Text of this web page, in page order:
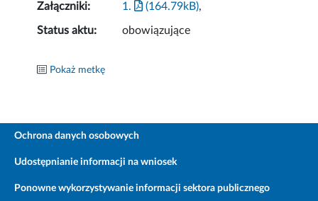
Załączniki: 1. (164.79kB),
Status aktu: obowiązujące
Pokaż metkę
Ochrona danych osobowych
Udostępnianie informacji na wniosek
Ponowne wykorzystywanie informacji sektora publicznego